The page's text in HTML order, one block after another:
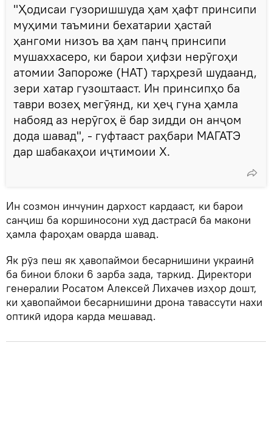
"Ҳодисаи гузоришшуда ҳам ҳафт принсипи
муҳими таъмини бехатарии ҳастаӣ
ҳангоми низоъ ва ҳам панҷ принсипи
мушаххасеро, ки барои ҳифзи нерӯгоҳи
атомии Запороже (НАТ) тарҳрезӣ шудаанд,
зери хатар гузоштааст. Ин принсипҳо ба
таври возеҳ мегӯянд, ки ҳеҷ гуна ҳамла
набояд аз нерӯгоҳ ё бар зидди он анҷом
дода шавад", - гуфтааст раҳбари МАГАТЭ
дар шабакаҳои иҷтимоии X.
Ин созмон инчунин дархост кардааст, ки барои
санҷиш ба коршиносони худ дастрасӣ ба макони
ҳамла фароҳам оварда шавад.
Як рӯз пеш як ҳавопаймои бесарнишини украинӣ
ба бинои блоки 6 зарба зада, таркид. Директори
генералии Росатом Алексей Лихачев изҳор дошт,
ки ҳавопаймои бесарнишини дрона тавассути нахи
оптикӣ идора карда мешавад.